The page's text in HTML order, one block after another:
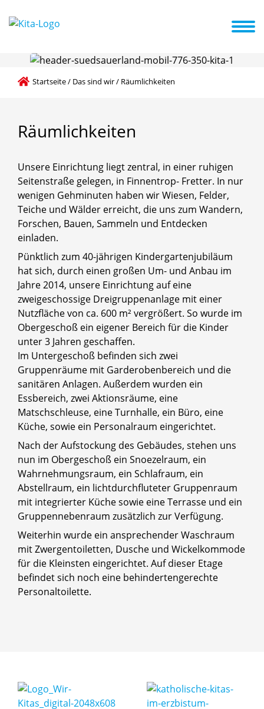
Aktuelles + Termine
Startseite/ Das sind wir/ Räumlichkeiten
Räumlichkeiten
Unsere Einrichtung liegt zentral, in einer ruhigen
Seitenstraße gelegen, in Finnentrop- Fretter. In nur
wenigen Gehminuten haben wir Wiesen, Felder,
Teiche und Wälder erreicht, die uns zum Wandern,
Forschen, Bauen, Sammeln und Entdecken
einladen.
Pünktlich zum 40-jährigen Kindergartenjubiläum
hat sich, durch einen großen Um- und Anbau im
Jahre 2014, unsere Einrichtung auf eine
zweigeschossige Dreigruppenanlage mit einer
Nutzfläche von ca. 600 m² vergrößert. So wurde im
Obergeschoß ein eigener Bereich für die Kinder
unter 3 Jahren geschaffen.
Im Untergeschoß befinden sich zwei
Gruppenräume mit Garderobenbereich und die
sanitären Anlagen. Außerdem wurden ein
Essbereich, zwei Aktionsräume, eine
Matschschleuse, eine Turnhalle, ein Büro, eine
Küche, sowie ein Personalraum eingerichtet.
Nach der Aufstockung des Gebäudes, stehen uns
nun im Obergeschoß ein Snoezelraum, ein
Wahrnehmungsraum, ein Schlafraum, ein
Abstellraum, ein lichtdurchfluteter Gruppenraum
mit integrierter Küche sowie eine Terrasse und ein
Gruppennebenraum zusätzlich zur Verfügung.
Weiterhin wurde ein ansprechender Waschraum
mit Zwergentoiletten, Dusche und Wickelkommode
für die Kleinsten eingerichtet. Auf dieser Etage
befindet sich noch eine behindertengerechte
Personaltoilette.